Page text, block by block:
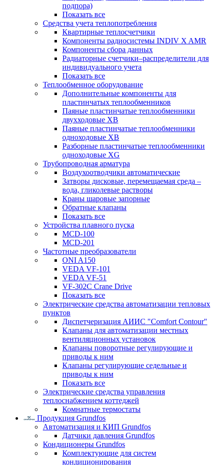
подпора)
Показать все
Средства учета теплопотребления
Квартирные теплосчетчики
Компоненты радиосистемы INDIV X AMR
Компоненты сбора данных
Радиаторные счетчики–распределители для
индивидуального учета
Показать все
Теплообменное оборудование
Дополнительные компоненты для
пластинчатых теплообменников
Паяные пластинчатые теплообменники
двухходовые XB
Паяные пластинчатые теплообменники
одноходовые ХВ
Разборные пластинчатые теплообменники
одноходовые ХG
Трубопроводная арматура
Воздухоотводчики автоматические
Затворы дисковые, перемещаемая среда –
вода, гликолевые растворы
Краны шаровые запорные
Обратные клапаны
Показать все
Устройства плавного пуска
MCD-100
MCD-201
Частотные преобразователи
ONI A150
VEDA VF-101
VEDA VF-51
VF-302C Crane Drive
Показать все
Электрические средства автоматизации тепловых
пунктов
Диспетчеризация АИИС "Comfort Contour"
Клапаны для автоматизации местных
вентиляционных установок
Клапаны поворотные регулирующие и
приводы к ним
Клапаны регулирующие седельные и
приводы к ним
Показать все
Электрические средства управления
теплоснабжением коттеджей
Комнатные термостаты
Продукция Grundfos
Автоматизация и КИП Grundfos
Датчики давления Grundfos
Кондиционеры Grundfos
Комплектующие для систем
кондиционирования